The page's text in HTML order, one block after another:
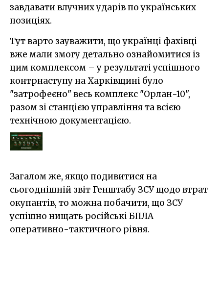
завдавати влучних ударів по українських
позиціях.
Тут варто зауважити, що українці фахівці
вже мали змогу детально ознайомитися із
цим комплексом – у результаті успішного
контрнаступу на Харківщині було
"затрофеєно" весь комплекс "Орлан-10",
разом зі станцією управління та всією
технічною документацією.
Загалом же, якщо подивитися на
сьогоднішній звіт Генштабу ЗСУ щодо втрат
окупантів, то можна побачити, що ЗСУ
успішно нищать російські БПЛА
оперативно-тактичного рівня.